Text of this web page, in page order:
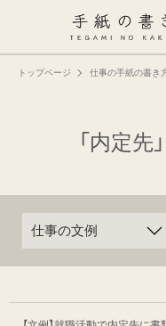
トップページ 仕事の手紙の書き
「内定
手紙の基本
仕事の手紙の書き方
特集